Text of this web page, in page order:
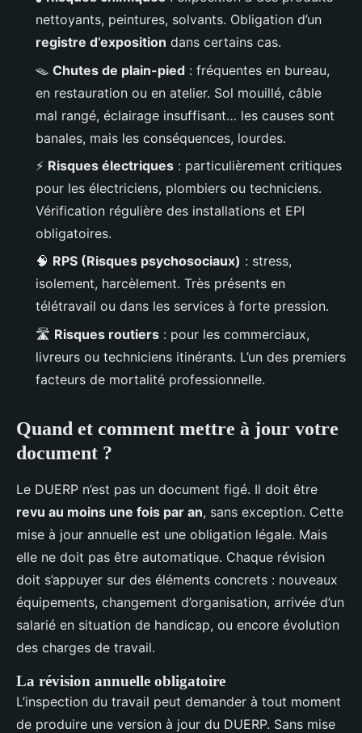
nettoyants, peintures, solvants. Obligation d’un
registre d’exposition dans certains cas.
🪤 Chutes de plain-pied : fréquentes en bureau,
en restauration ou en atelier. Sol mouillé, câble
mal rangé, éclairage insuffisant… les causes sont
banales, mais les conséquences, lourdes.
⚡ Risques électriques : particulièrement critiques
pour les électriciens, plombiers ou techniciens.
Vérification régulière des installations et EPI
obligatoires.
🧠 RPS (Risques psychosociaux) : stress,
isolement, harcèlement. Très présents en
télétravail ou dans les services à forte pression.
🛣️ Risques routiers : pour les commerciaux,
livreurs ou techniciens itinérants. L’un des premiers
facteurs de mortalité professionnelle.
Quand et comment mettre à jour votre
document ?
Le DUERP n’est pas un document figé. Il doit être
revu au moins une fois par an, sans exception. Cette
mise à jour annuelle est une obligation légale. Mais
elle ne doit pas être automatique. Chaque révision
doit s’appuyer sur des éléments concrets : nouveaux
équipements, changement d’organisation, arrivée d’un
salarié en situation de handicap, ou encore évolution
des charges de travail.
La révision annuelle obligatoire
L’inspection du travail peut demander à tout moment
de produire une version à jour du DUERP. Sans mise